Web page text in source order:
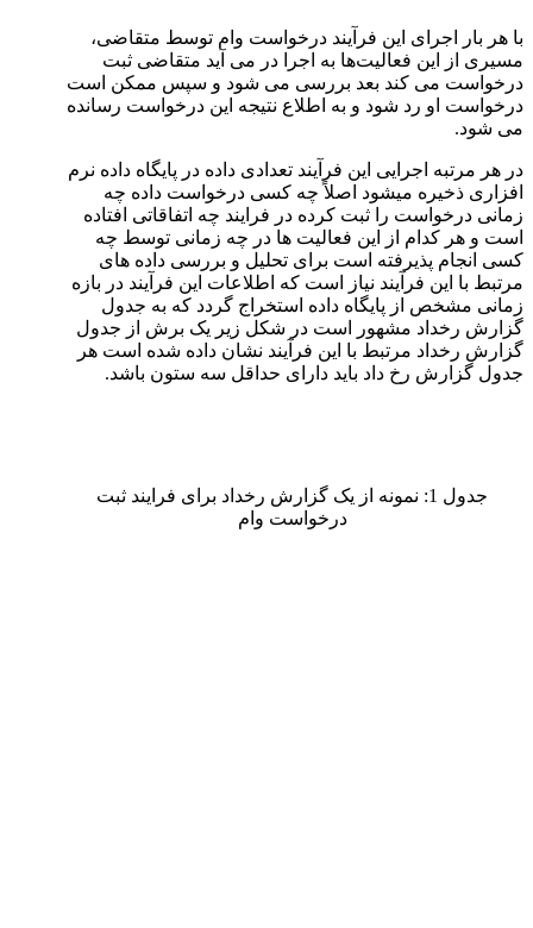
با هر بار اجرای این فرآیند درخواست وام توسط متقاضی،
مسیری از این فعالیت‌ها به اجرا در می آید متقاضی ثبت
درخواست می کند بعد بررسی می شود و سپس ممکن است
درخواست او رد شود و به اطلاع نتیجه این درخواست رسانده
می شود.
در هر مرتبه اجرایی این فرآیند تعدادی داده در پایگاه داده نرم
افزاری ذخیره میشود اصلاً چه کسی درخواست داده چه
زمانی درخواست را ثبت کرده در فرایند چه اتفاقاتی افتاده
است و هر کدام از این فعالیت ها در چه زمانی توسط چه
کسی انجام پذیرفته است برای تحلیل و بررسی داده های
مرتبط با این فرآیند نیاز است که اطلاعات این فرآیند در بازه
زمانی مشخص از پایگاه داده استخراج گردد که به جدول
گزارش رخداد مشهور است در شکل زیر یک برش از جدول
گزارش رخداد مرتبط با این فرآیند نشان داده شده است هر
جدول گزارش رخ داد باید دارای حداقل سه ستون باشد.
جدول 1: نمونه از یک گزارش رخداد برای فرایند ثبت
درخواست وام